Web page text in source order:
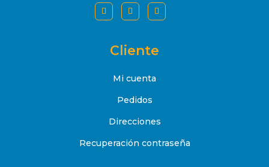
Cliente
Mi cuenta
Pedidos
Direcciones
Recuperación contraseña